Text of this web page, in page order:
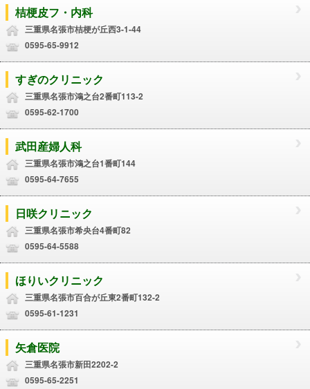
桔梗皮フ・内科
三重県名張市桔梗が丘西3-1-44
0595-65-9912
すぎのクリニック
三重県名張市鴻之台2番町113-2
0595-62-1700
武田産婦人科
三重県名張市鴻之台1番町144
0595-64-7655
日咲クリニック
三重県名張市希央台4番町82
0595-64-5588
ほりいクリニック
三重県名張市百合が丘東2番町132-2
0595-61-1231
矢倉医院
三重県名張市新田2202-2
0595-65-2251